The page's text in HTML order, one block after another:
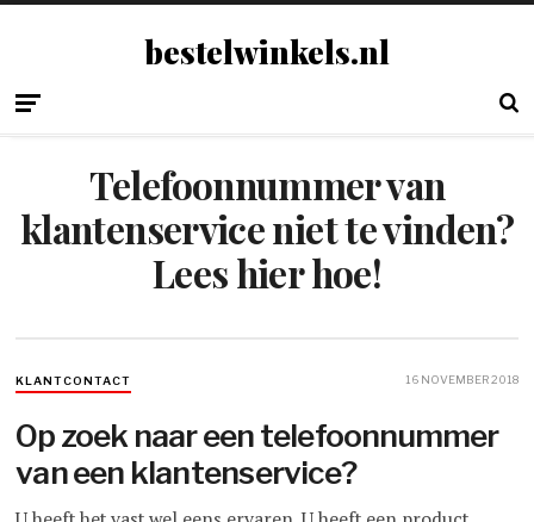
bestelwinkels.nl
Telefoonnummer van
klantenservice niet te vinden?
Lees hier hoe!
KLANTCONTACT 16 NOVEMBER 2018
Op zoek naar een telefoonnummer
van een klantenservice?